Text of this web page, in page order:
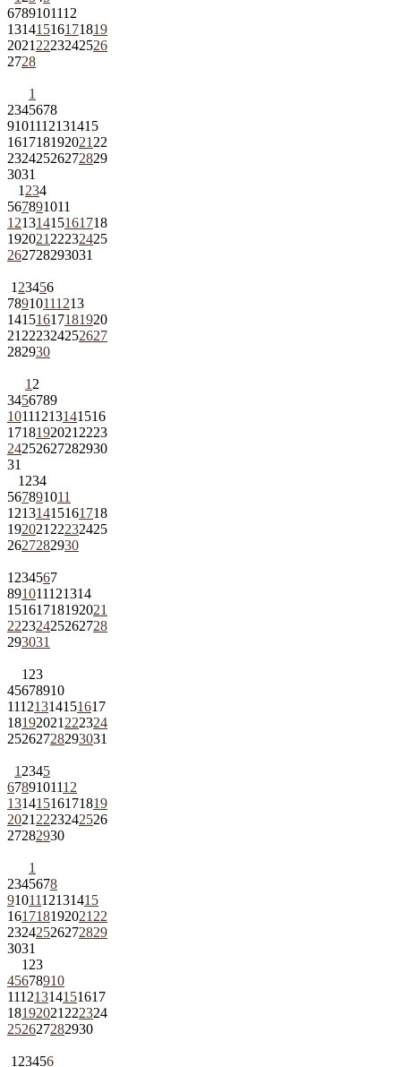
6789101112
13141516171819
2021 2223242526
2728
1
2345678
9101112131415
161718192021 22
23242526272829
3031
1 234
567891011
12131415161718
192021 22232425
262728293031
1 23456
78910111213
14151617181920
21 222324252627
282930
1 2
3456789
10111213141516
1718192021 2223
24252627282930
31
1 234
567891011
12131415161718
192021 22232425
2627282930
1 234567
891011121314
15161718192021
22232425262728
293031
1 23
45678910
11121314151617
18192021 222324
25262728293031
1 2345
6789101112
13141516171819
2021 2223242526
27282930
1
2345678
9101112131415
161718192021 22
23242526272829
3031
1 23
45678910
11121314151617
18192021 222324
252627282930
1 23456